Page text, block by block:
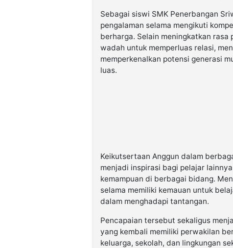
Sebagai siswi SMK Penerbangan
pengalaman selama mengikuti
berharga. Selain meningkatkan
wadah untuk memperluas relasi,
memperkenalkan potensi generasi
luas.
Keikutsertaan Anggun dalam
menjadi inspirasi bagi pelajar
kemampuan di berbagai bidang.
selama memiliki kemauan untuk
dalam menghadapi tantangan.
Pencapaian tersebut sekaligus
yang kembali memiliki perwakilan
keluarga, sekolah, dan lingkungan